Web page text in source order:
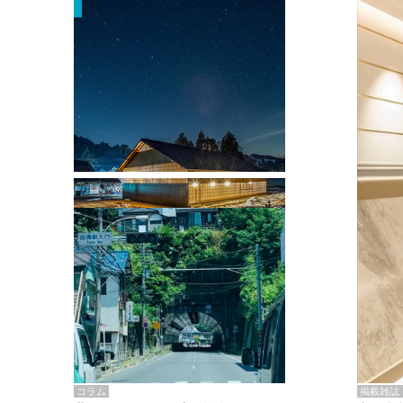
掲載雑誌
掲載雑誌・書籍
『街歩き研修「アールデコとモダニズ
ム、和風バロック」』のレポート記事が
掲載
コラム